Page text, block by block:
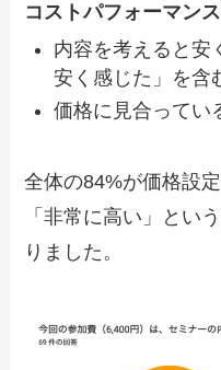
コストパフォーマンス
内容を考えると安
安く感じた」を含
価格に見合ってい
全体の84%が価格設
「非常に高い」とい
りました。